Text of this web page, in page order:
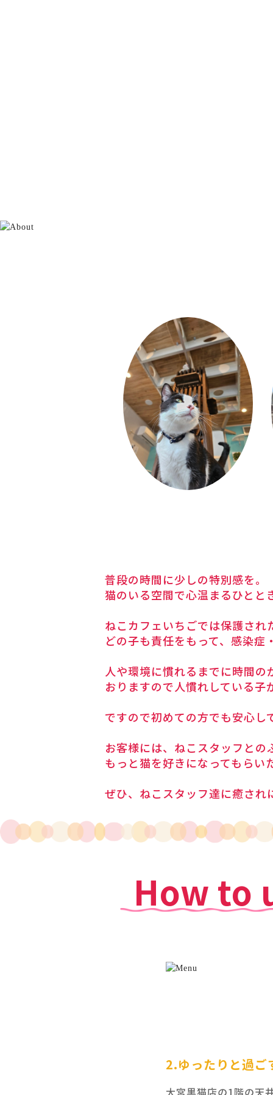
普段の時間に少しの特別感を。
猫のいる空間で心温まるひとと
ねこカフェいちごでは保護され
どの子も責任をもって、感染
人や環境に慣れるまでに時間
おりますので人慣れしている子
ですので初めての方でも安心し
お客様には、ねこスタッフと
もっと猫を好きになってもらい
ぜひ、ねこスタッフ達に癒され
How to
2.ゆったりと過ご
大宮黒猫店の1階の天